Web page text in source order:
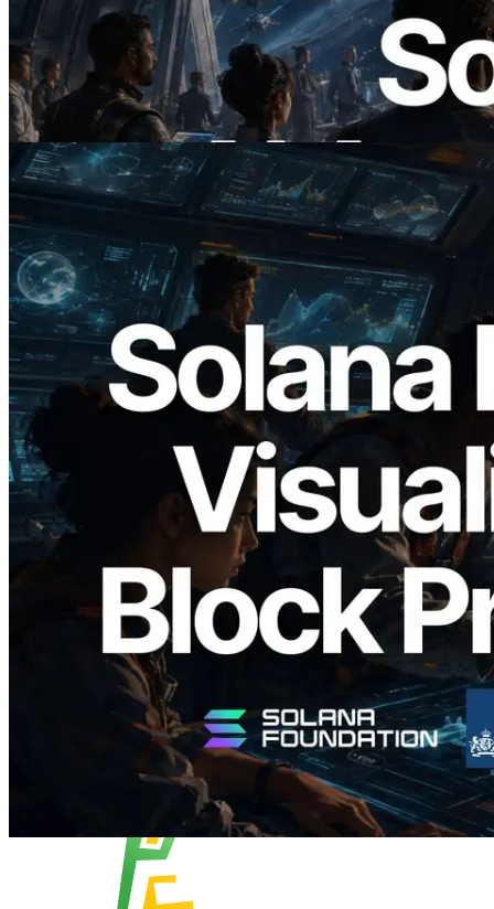
ERPC lance un RPC Solana compatible
x402 — L'ère où les agents IA paient à la
demande les API dont ils ont besoin
Lire cet article
2026.05.24
Validators Solutions lance le Solana Block
Analyzer — Visualisation du temps de
production de bloc par slot et des
validateurs assignés